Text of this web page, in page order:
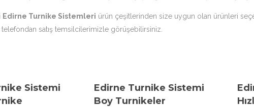
Edirne Turnike Sistemleri ürün çeşitlerinden size uygun olan ürünleri
satış temsilcilerimizle görüşebilirsiniz.
Sistemi
Edirne Turnike Sistemi
Boy Turnikeler